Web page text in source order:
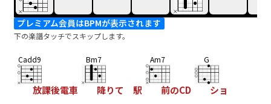
プレミアム会員はBPMが表示されます
下の楽譜タッチでスキップします。
Cadd9
放課後電車
Bm7
降りて 駅
Am7
前のCD
G
ショ